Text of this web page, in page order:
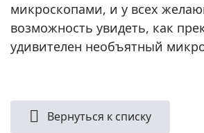
микроскопами, и у всех
возможность увидеть, как
удивителен необъятный
Вернуться к списку